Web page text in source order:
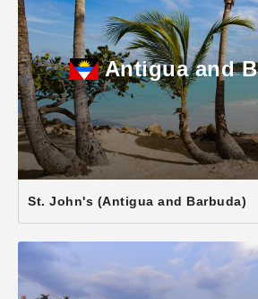
Antigua and
St. John's (Antigua and Barbuda)